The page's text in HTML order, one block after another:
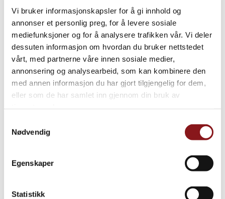
Vi bruker informasjonskapsler for å gi innhold og
annonser et personlig preg, for å levere sosiale
mediefunksjoner og for å analysere trafikken vår. Vi deler
dessuten informasjon om hvordan du bruker nettstedet
vårt, med partnerne våre innen sosiale medier,
annonsering og analysearbeid, som kan kombinere den
med annen informasjon du har gjort tilgjengelig for dem,
eller som de har samlet inn gjennom din bruk av
Nødvendig
Egenskaper
Statistikk